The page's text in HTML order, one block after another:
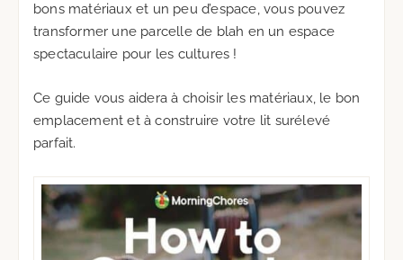
bons matériaux et un peu d’espace, vous pouvez
transformer une parcelle de blah en un espace
spectaculaire pour les cultures !
Ce guide vous aidera à choisir les matériaux, le bon
emplacement et à construire votre lit surélevé
parfait.